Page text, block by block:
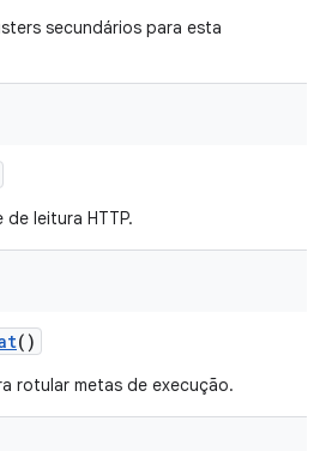
secundários para esta
leitura HTTP.
()
rotular metas de execução.